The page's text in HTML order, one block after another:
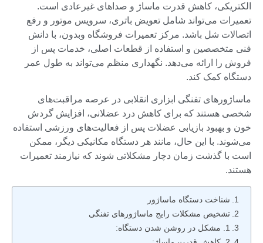
الکتریکی، کاهش قدرت ماساژ و صداهای غیرعادی است.
تعمیرات می‌تواند شامل تعویض باتری، سرویس موتور و رفع
اتصالات شل باشد. مرکز تعمیرات فروشگاه وبدون، با دانش
فنی متخصصین و استفاده از قطعات اصلی، خدمات پس از
فروش را ارائه می‌دهد. نگهداری منظم می‌تواند به طول عمر
دستگاه کمک کند.
ماساژورهای تفنگی ابزاری انقلابی در عرصه مراقبت‌های
شخصی هستند که برای کاهش درد عضلانی، افزایش گردش
خون و بهبود بازیابی عضلات پس از فعالیت‌های ورزشی استفاده
می‌شوند. با این حال، مانند هر دستگاه مکانیکی دیگر، ممکن
است با گذشت زمان دچار مشکلاتی شوند که نیازمند تعمیرات
هستند.
شناخت دستگاه ماساژور
تشخیص مشکلات رایج ماساژورهای تفنگی
1. مشکل در روشن شدن دستگاه: